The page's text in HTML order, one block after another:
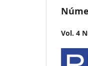
Vol. 4